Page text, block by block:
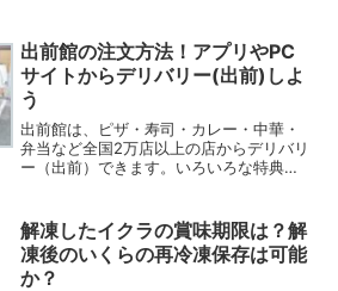
出前館の注文方法！アプリやPC
サイトからデリバリー(出前)しよ
う
出前館は、ピザ・寿司・カレー・中華・
弁当など全国2万店以上の店からデリバリ
ー（出前）できます。いろいろな特典や
ら注文方法までを紹介していきます。出
前館の会員登録のやり...
解凍したイクラの賞味期限は？解
凍後のいくらの再冷凍保存は可能
か？